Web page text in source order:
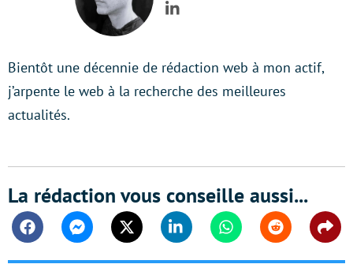
LinkedIn
Bientôt une décennie de rédaction web à mon actif,
j’arpente le web à la recherche des meilleures
actualités.
La rédaction vous conseille aussi...
FacebookMessengerTwitter Linkedin WhatsappReddit